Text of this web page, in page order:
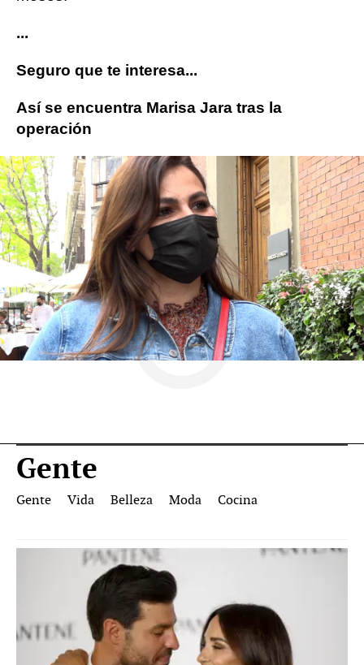
...
Seguro que te interesa...
Así se encuentra Marisa Jara tras la
operación
embarazo
Gente
Gente Vida Belleza Moda Cocina